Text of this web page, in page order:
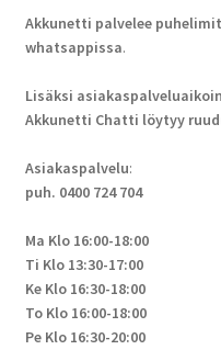
Akkunetti palvelee
whatsappissa.
Lisäksi
Akkunetti Chatti löytyy
Asiakaspalvelu:
puh. 0400 724 704
Ma Klo 16:00-18:00
Ti Klo 13:30-17:00
Ke Klo 16:30-18:00
To Klo 16:00-18:00
Pe Klo 16:30-20:00